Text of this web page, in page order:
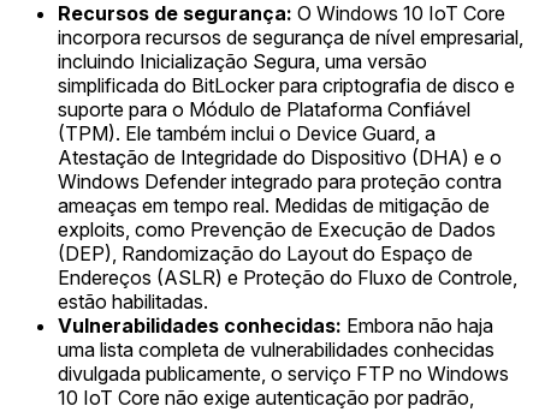
Recursos de segurança: O Windows 10 IoT Core
incorpora recursos de segurança de nível empresarial,
incluindo Inicialização Segura, uma versão
simplificada do BitLocker para criptografia de disco e
suporte para o Módulo de Plataforma Confiável
(TPM). Ele também inclui o Device Guard, a
Atestação de Integridade do Dispositivo (DHA) e o
Windows Defender integrado para proteção contra
ameaças em tempo real. Medidas de mitigação de
exploits, como Prevenção de Execução de Dados
(DEP), Randomização do Layout do Espaço de
Endereços (ASLR) e Proteção do Fluxo de Controle,
estão habilitadas.
Vulnerabilidades conhecidas: Embora não haja
uma lista completa de vulnerabilidades conhecidas
divulgada publicamente, o serviço FTP no Windows
10 IoT Core não exige autenticação por padrão,